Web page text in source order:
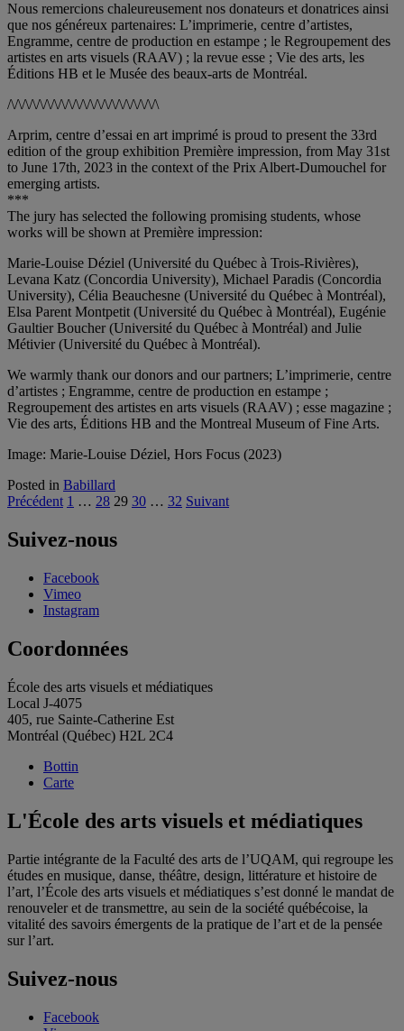
Nous remercions chaleureusement nos donateurs et donatrices ainsi
que nos généreux partenaires: L’imprimerie, centre d’artistes,
Engramme, centre de production en estampe ; le Regroupement des
artistes en arts visuels (RAAV) ; la revue esse ; Vie des arts, les
Éditions HB et le Musée des beaux-arts de Montréal.
/\/\/\/\/\/\/\/\/\/\/\/\/\/\/\/\/\/\/\/\/\
Arprim, centre d’essai en art imprimé is proud to present the 33rd
edition of the group exhibition Première impression, from May 31st
to June 17th, 2023 in the context of the Prix Albert-Dumouchel for
emerging artists.
***
The jury has selected the following promising students, whose
works will be shown at Première impression:
Marie-Louise Déziel (Université du Québec à Trois-Rivières),
Levana Katz (Concordia University), Michael Paradis (Concordia
University), Célia Beauchesne (Université du Québec à Montréal),
Elsa Parent Montpetit (Université du Québec à Montréal), Eugénie
Gaultier Boucher (Université du Québec à Montréal) and Julie
Métivier (Université du Québec à Montréal).
We warmly thank our donors and our partners; L’imprimerie, centre
d’artistes ; Engramme, centre de production en estampe ;
Regroupement des artistes en arts visuels (RAAV) ; esse magazine ;
Vie des arts, Éditions HB and the Montreal Museum of Fine Arts.
Image: Marie-Louise Déziel, Hors Focus (2023)
Posted in Babillard
Pagination
des
publications
Précédent 1 … 28 29 30 … 32 Suivant
Suivez-nous
Facebook
Vimeo
Instagram
Coordonnées
École des arts visuels et médiatiques
Local J-4075
405, rue Sainte-Catherine Est
Montréal (Québec) H2L 2C4
Bottin
Carte
L'École des arts visuels et médiatiques
Partie intégrante de la Faculté des arts de l’UQAM, qui regroupe les
études en musique, danse, théâtre, design, littérature et histoire de
l’art, l’École des arts visuels et médiatiques s’est donné le mandat de
renouveler et de transmettre, au sein de la société québécoise, la
vitalité des savoirs émergents de la pratique de l’art et de la pensée
sur l’art.
Suivez-nous
Facebook